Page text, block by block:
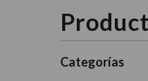
Categorías